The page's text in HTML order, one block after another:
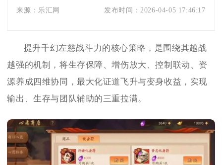
来源： 乐汇网 发布时间： 2026-04-05 17:46:17
提升千幻左慈战斗力的核心策略，是围绕其越战
越强的机制，将生存保障、增伤放大、控制联动、资
源养成四维协同，最大化证道飞升与变身收益，实现
输出、生存与团队辅助的三重拉满。